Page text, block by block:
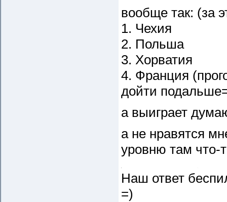
вообще так: (за
1. Чехия
2. Польша
3. Хорватия
4. Франция
дойти
а выиграет
а не нравятся
уровню там что-
Наш ответ
=)